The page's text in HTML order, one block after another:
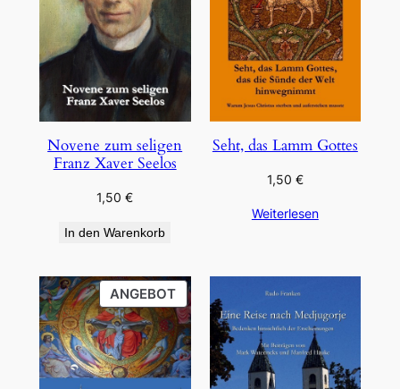
Novene zum seligen
Franz Xaver Seelos
1,50€
In den Warenkorb
Seht, das Lamm Gottes
1,50 €
Weiterlesen
ANGEBOTPRODUKT
IM
ANGEBOT